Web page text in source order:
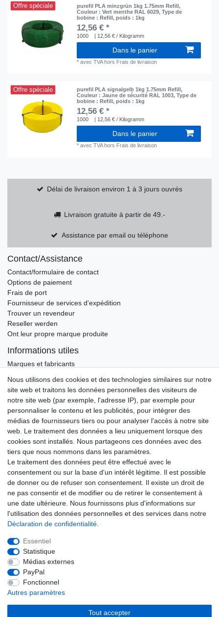
Offre spéciale purefil PLA minzgrün 1kg 1.75mm Refill,
Couleur : Vert menthe RAL 6029, Type de
bobine : Refill, poids : 1kg
12,56 € *
1000 | 12,56 € / Kilogramm
Dans le panier
*avec TVAhors Frais de livraison
Offre spéciale purefil PLA signalgelb 1kg 1.75mm Refill,
Couleur : Jaune de sécurité RAL 1003, Type de
bobine : Refill, poids : 1kg
12,56 € *
1000 | 12,56 € / Kilogramm
Dans le panier
*avec TVAhors Frais de livraison
Délai de livraison environ 1 à 3 jours ouvrés
Livraison gratuite à partir de 49.-
Assistance par email ou téléphone
Contact/Assistance
Contact/formulaire de contact
Options de paiement
Frais de port
Fournisseur de services d'expédition
Trouver un revendeur
Reseller werden
Ont leur propre marque produite
Informations utiles
Marques et fabricants
ADRESSE E-MAIL **
Ceres::Template.newsletterHoneypotLabel
Par la présente, je confirme avoir lu la Déclaration de confidentialité
. Je peux
rétracter mon consentement à tout moment.**
S’abonner
** Il s’agit d’un champ obligatoire.
Ceres::Template.newsletterUnsubscribeHoneypotLabel
Se désabonner
Droit de rétractation
Mentions légales
Conditions générales
Nous utilisons des cookies et des technologies similaires sur notre
site web et traitons les données personnelles des visiteurs de
notre site web (par exemple, l'adresse IP), par exemple pour
personnaliser le contenu et les publicités, pour intégrer des
médias de fournisseurs tiers ou pour analyser l'accès à notre site
web. Le traitement des données a lieu uniquement lorsque des
cookies sont installés. Nous partageons ces données avec des
tiers que nous nommons dans les paramètres.
Le traitement des données peut être effectué avec le
consentement ou sur la base d'un intérêt légitime. Il est possible
de donner ou de refuser son consentement. Il existe un droit de
ne pas consentir et de modifier ou de retirer le consentement à
une date ultérieure. Nous fournissons plus d'informations sur
l'utilisation des données personnelles et des services dans notre
Déclaration de confidentialité
Essentiel
Statistique
Médias externes
PayPal
Fonctionnel
Autres paramètres
Tout accepter